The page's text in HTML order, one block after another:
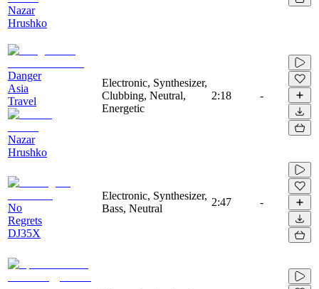
Nazar
Hrushko
Danger
Asia
Travel
Nazar
Hrushko
Electronic, Synthesizer,
Clubbing, Neutral,
Energetic
2:18 -
No
Regrets
DJ35X
Electronic, Synthesizer,
Bass, Neutral
2:47 -